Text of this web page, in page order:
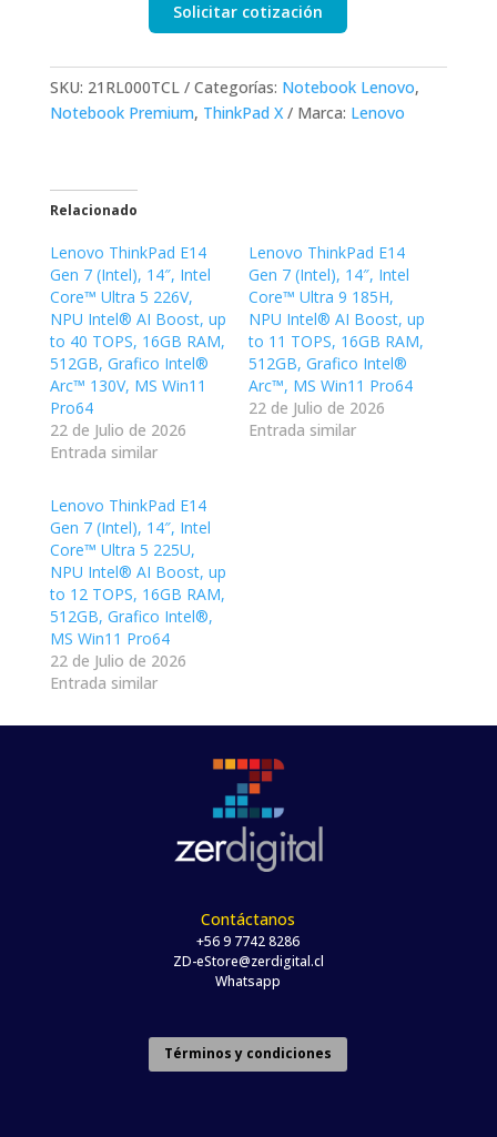
Solicitar cotización
SKU: 21RL000TCL Categorías: Notebook Lenovo,
Notebook Premium, ThinkPad X Marca: Lenovo
Relacionado
Lenovo ThinkPad E14
Gen 7 (Intel), 14″, Intel
Core™ Ultra 5 226V,
NPU Intel® AI Boost, up
to 40 TOPS, 16GB RAM,
512GB, Grafico Intel®
Arc™ 130V, MS Win11
Pro64
22 de Julio de 2026
Entrada similar
Lenovo ThinkPad E14
Gen 7 (Intel), 14″, Intel
Core™ Ultra 9 185H,
NPU Intel® AI Boost, up
to 11 TOPS, 16GB RAM,
512GB, Grafico Intel®
Arc™, MS Win11 Pro64
22 de Julio de 2026
Entrada similar
Lenovo ThinkPad E14
Gen 7 (Intel), 14″, Intel
Core™ Ultra 5 225U,
NPU Intel® AI Boost, up
to 12 TOPS, 16GB RAM,
512GB, Grafico Intel®,
MS Win11 Pro64
22 de Julio de 2026
Entrada similar
Contáctanos
+56 9 7742 8286
ZD-eStore@zerdigital.cl
Whatsapp
Términos y condiciones